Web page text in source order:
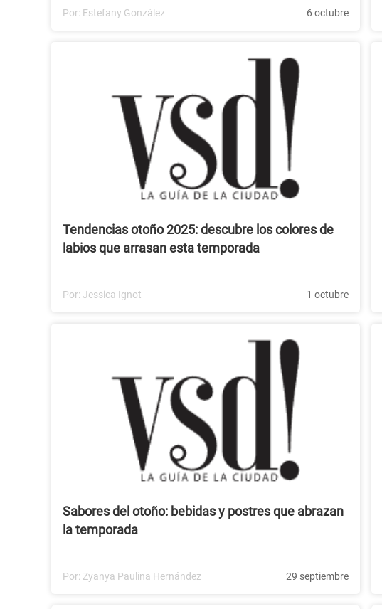
Por: Estefany González 6 octubre
Tendencias otoño 2025: descubre los colores de
labios que arrasan esta temporada
Por: Jessica Ignot 1 octubre
Sabores del otoño: bebidas y postres que abrazan
la temporada
Por: Zyanya Paulina Hernández 29 septiembre